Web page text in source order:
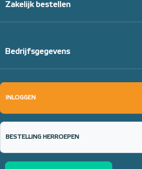
Zakelijk bestellen
Bedrijfsgegevens
INLOGGEN
BESTELLING HERROEPEN